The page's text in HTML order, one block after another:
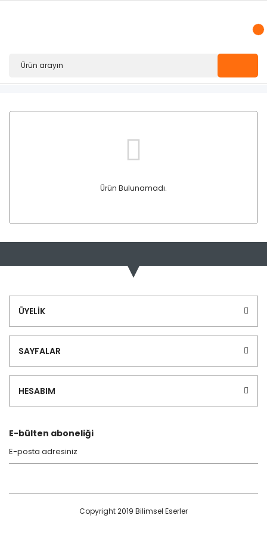
Ürün Bulunamadı.
ÜYELİK
SAYFALAR
HESABIM
E-bülten aboneliği
Copyright 2019 Bilimsel Eserler